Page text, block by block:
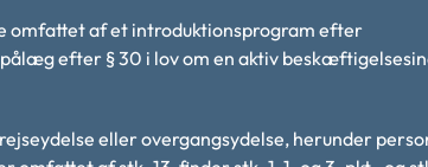
omfattet af et introduktionsprogram efter
efter § 30 i lov om en aktiv
eller overgangsydelse, herunder